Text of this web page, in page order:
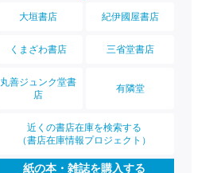
大垣書店 紀伊國屋書店
くまざわ書店 三省堂書店
丸善ジュンク堂書
店
有隣堂
近くの書店在庫を検索する
（書店在庫情報プロジェクト）
紙の本・雑誌を購入する